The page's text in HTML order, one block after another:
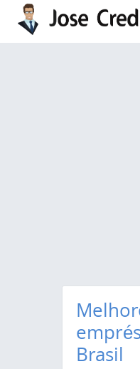
Pular para o conteúdo
Brasil